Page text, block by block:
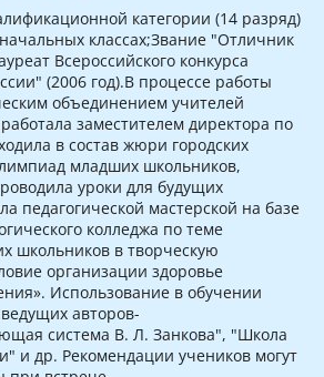
категории (14 разряд)
классах;Звание "Отличник
Всероссийского конкурса
(2006 год).В процессе работы
объединением учителей
заместителем директора по
в состав жюри городских
младших школьников,
уроки для будущих
педагогической мастерской на базе
колледжа по теме
школьников в творческую
организации здоровье
Использование в обучении
авторов-
система В. Л. Занкова", "Школа
и др. Рекомендации учеников могут